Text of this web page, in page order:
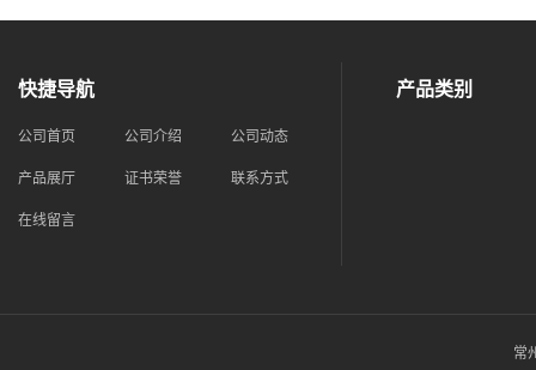
快捷导航
公司首页 公司介绍 公司动态
产品展厅 证书荣誉 联系方式
在线留言
产品类别
常